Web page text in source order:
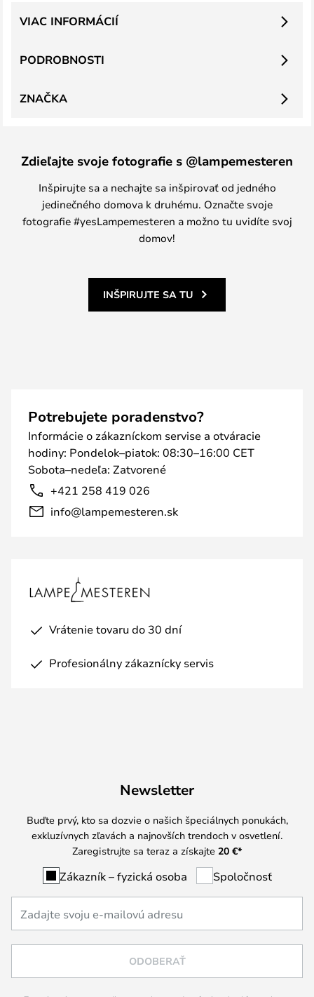
PODROBNOSTI
VIAC INFORMÁCIÍ
ZNAČKA
Zdieľajte svoje fotografie s @lampemesteren
Inšpirujte sa a nechajte sa inšpirovať od jedného
jedinečného domova k druhému. Označte svoje
fotografie #yesLampemesteren a možno tu uvidíte svoj
domov!
INŠPIRUJTE SA TU
Potrebujete poradenstvo?
Informácie o zákazníckom servise a otváracie
hodiny: Pondelok–piatok: 08:30–16:00 CET
Sobota–nedeľa: Zatvorené
+421 258 419 026
info@lampemesteren.sk
Vrátenie tovaru do 30 dní
Profesionálny zákaznícky servis
Newsletter
Buďte prvý, kto sa dozvie o našich špeciálnych ponukách,
exkluzívnych zľavách a najnovších trendoch v osvetlení.
Zaregistrujte sa teraz a získajte 20 €*
Zákazník – fyzická osoba Spoločnosť
ODOBERAŤ